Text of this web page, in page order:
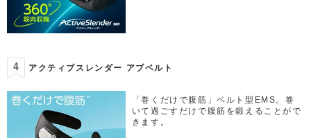
アクティブスレンダー アブベルト
「巻くだけで腹筋」ベルト型EMS。巻
いて過ごすだけで腹筋を鍛えることがで
きます。